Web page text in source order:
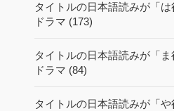
タイトルの日本語読みが「
ドラマ (173)
タイトルの日本語読みが「
ドラマ (84)
タイトルの日本語読みが「